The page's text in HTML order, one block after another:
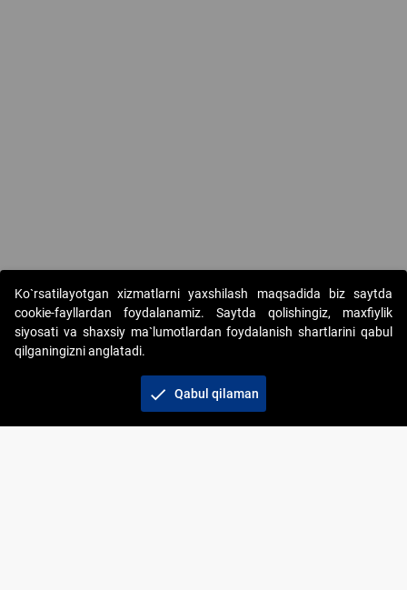
Copyright © 2017-2026. "Elektron onlayn-auksionlarni
tashkil etish" AJ. Barcha huquqlar himoyalangan
Ko`rsatilayotgan xizmatlarni yaxshilash maqsadida biz saytda
cookie-fayllardan foydalanamiz. Saytda qolishingiz, maxfiylik
siyosati va shaxsiy ma`lumotlardan foydalanish shartlarini qabul
qilganingizni anglatadi.
check Qabul qilaman